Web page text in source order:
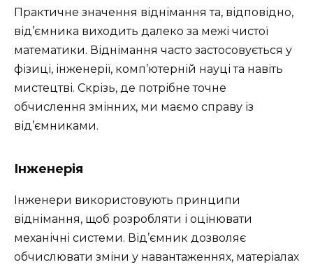
Практичне значення віднімання та, відповідно,
від’ємника виходить далеко за межі чистої
математики. Віднімання часто застосовується у
фізиці, інженерії, комп’ютерній науці та навіть
мистецтві. Скрізь, де потрібне точне
обчислення змінних, ми маємо справу із
від’ємниками.
Інженерія
Інженери використовують принципи
віднімання, щоб розробляти і оцінювати
механічні системи. Від’ємник дозволяє
обчислювати зміни у навантаженнях, матеріалах